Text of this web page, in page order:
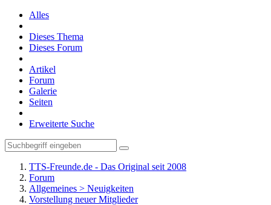
Alles
Dieses Thema
Dieses Forum
Artikel
Forum
Galerie
Seiten
Erweiterte Suche
TTS-Freunde.de - Das Original seit 2008
Forum
Allgemeines > Neuigkeiten
Vorstellung neuer Mitglieder